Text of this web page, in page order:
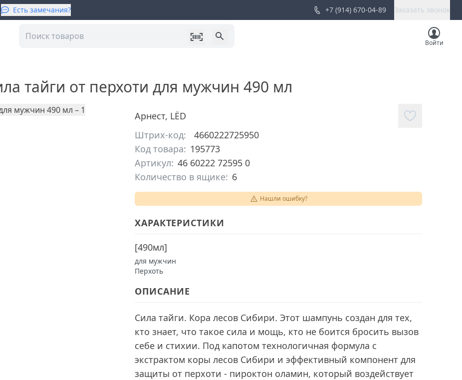
Есть замечания? +7 (914) 670-04-89 Заказать звонок
Войти
тайги от перхоти для мужчин 490 мл
Арнест, LЁD
Штрих-код:
4660222725950
Код товара: 195773
Артикул: 46 60222 72595 0
Количество в ящике: 6
Нашли ошибку?
ХАРАКТЕРИСТИКИ
[490мл]
для мужчин
Перхоть
ОПИСАНИЕ
Сила тайги. Кора лесов Cибири. Этот шампунь создан для тех,
кто знает, что такое сила и мощь, кто не боится бросить вызов
себе и стихии. Под капотом технологичная формула с
экстрактом коры лесов Сибири и эффективный компонент для
защиты от перхоти - пироктон оламин, который воздействует